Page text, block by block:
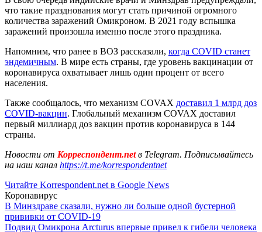
что такие празднования могут стать причиной огромного
количества заражений Омикроном. В 2021 году вспышка
заражений произошла именно после этого праздника.
Напомним, что ранее в ВОЗ рассказали, когда COVID станет
эндемичным. В мире есть страны, где уровень вакцинации от
коронавируса охватывает лишь один процент от всего
населения.
Также сообщалось, что механизм COVAX доставил 1 млрд доз
COVID-вакцин. Глобальный механизм COVAX доставил
первый миллиард доз вакцин против коронавируса в 144
страны.
Новости от Корреспондент.netв Telegram. Подписывайтесь
на наш канал https://t.me/korrespondentnet
Читайте Korrespondent.net в Google News
Коронавирус
В Минздраве сказали, нужно ли больше одной бустерной
прививки от COVID-19
Подвид Омикрона Arcturus впервые привел к гибели человека